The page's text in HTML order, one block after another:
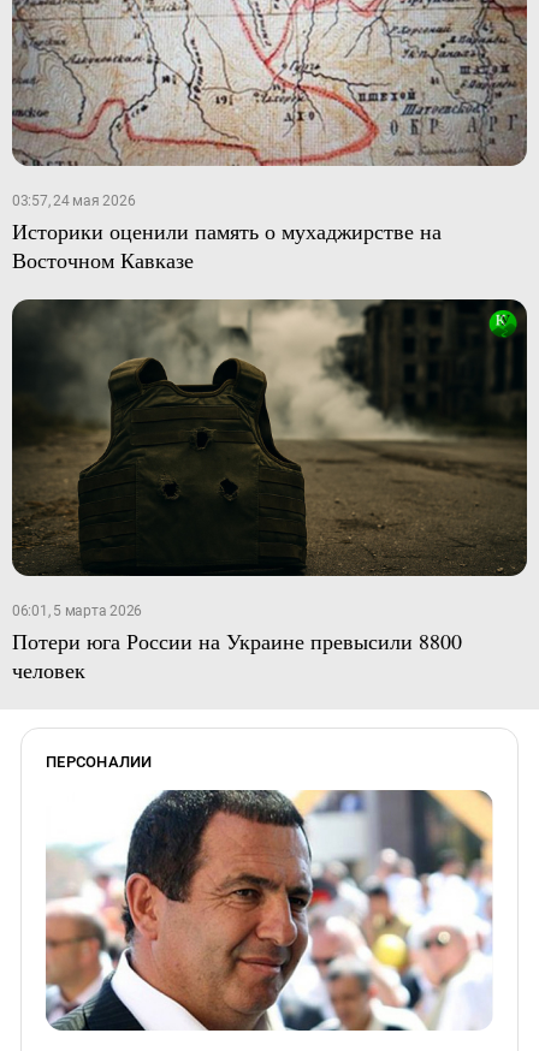
03:57, 24 мая 2026
Историки оценили память о мухаджирстве на
Восточном Кавказе
06:01, 5 марта 2026
Потери юга России на Украине превысили 8800
человек
ПЕРСОНАЛИИ